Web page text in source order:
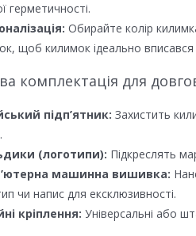
герметичності.
Обирайте колір
щоб килимок ідеально вписався
комплектація для
підп’ятник: Захистить
(логотипи): Підкреслять
машинна вишивка:
чи напис для ексклюзивності.
кріплення: Універсальні або